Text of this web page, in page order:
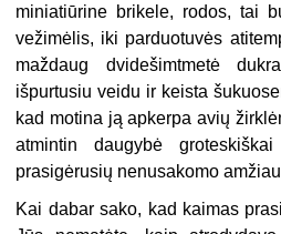
miniatiūrine brikele, rodos, tai
vežimėlis, iki parduotuvės
maždaug dvidešimtmetė
išpurtusiu veidu ir keista
kad motina ją apkerpa avių
atmintin daugybė
prasigėrusių nenusakomo
Kai dabar sako, kad kaimas